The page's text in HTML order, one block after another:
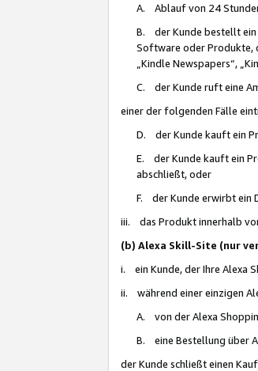
A. Ablauf von 24
B. der Kunde bestellt ein
Software oder Produkte,
„Kindle Newspapers“,
C. der Kunde ruft eine
einer der folgenden Fälle
D. der Kunde kauft ein
E. der Kunde kauft ein
abschließt, oder
F. der Kunde erwirbt ein
iii. das Produkt innerhalb
(b) Alexa Skill-Site (nur
i. ein Kunde, der Ihre Alexa
ii. während einer einzigen
A. von der Alexa
B. eine Bestellung über
der Kunde schließt einen